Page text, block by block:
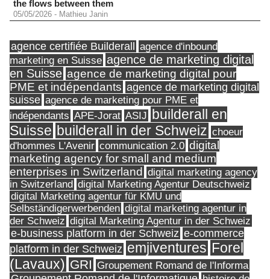
the flows between them
05/05/2026 - Mathieu Janin
agence certifiée Builderall
agence d'inbound
marketing en Suisse agence de marketing digital
en Suisse agence de marketing digital pour
PME et indépendants agence de marketing digital
suisse agence de marketing pour PME et
indépendants APE-Jorat ASIJ builderall en
Suisse builderall in der Schweiz choeur
d'hommes L'Avenir communication 2.0 digital
marketing agency for small and medium
enterprises in Switzerland digital marketing agency
in Switzerland digital Marketing Agentur Deutschweiz
digital Marketing agentur für KMU und
Selbständigerwerbenden digital marketing agentur in
der Schweiz digital Marketing Agentur in der Schweiz
e-business platform in der Schweiz e-commerce
platform in der Schweiz emjiventures Forel
(Lavaux) GRI Groupement Romand de l'Informa